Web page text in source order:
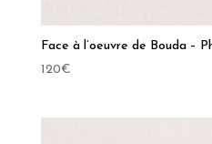
Face à l’oeuvre de Bouda –
120€